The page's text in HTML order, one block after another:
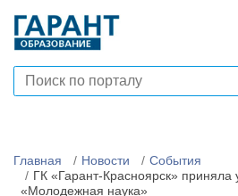
Главная Новости
События
ГК «Гарант-Красноярск» приняла
«Молодежная наука»